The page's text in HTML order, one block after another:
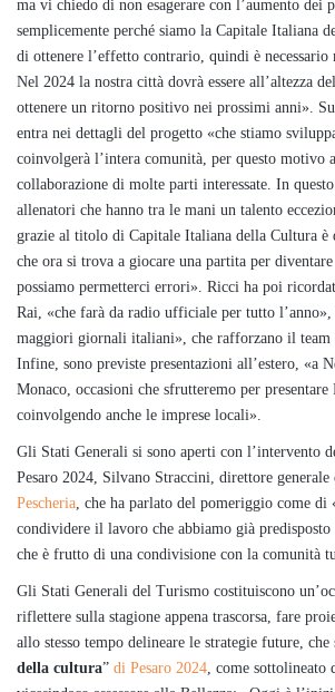
ma vi chiedo di non esagerare con l’aumento dei
semplicemente perché siamo la Capitale Italiana
di ottenere l’effetto contrario, quindi è necessario
Nel 2024 la nostra città dovrà essere all’altezza
ottenere un ritorno positivo nei prossimi anni».
entra nei dettagli del progetto «che stiamo
coinvolgerà l’intera comunità, per questo motivo
collaborazione di molte parti interessate. In
allenatori che hanno tra le mani un talento
grazie al titolo di Capitale Italiana della Cultura è
che ora si trova a giocare una partita per
possiamo permetterci errori». Ricci ha poi
Rai, «che farà da radio ufficiale per tutto
maggiori giornali italiani», che rafforzano il team
Infine, sono previste presentazioni all’estero, «a
Monaco, occasioni che sfrutteremo per presentare
coinvolgendo anche le imprese locali».
Gli Stati Generali si sono aperti con l’intervento
Pesaro 2024, Silvano Straccini, direttore generale
Pescheria, che ha parlato del pomeriggio come di
condividere il lavoro che abbiamo già
che è frutto di una condivisione con la comunità
Gli Stati Generali del Turismo costituiscono
riflettere sulla stagione appena trascorsa, fare
allo stesso tempo delineare le strategie future, che
della cultura” di Pesaro 2024, come sottolineato